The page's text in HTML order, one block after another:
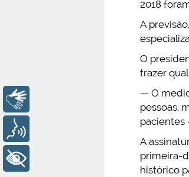
2018
A
O
trazer
— O
pessoas,
pacientes
A
primeira-
histórico